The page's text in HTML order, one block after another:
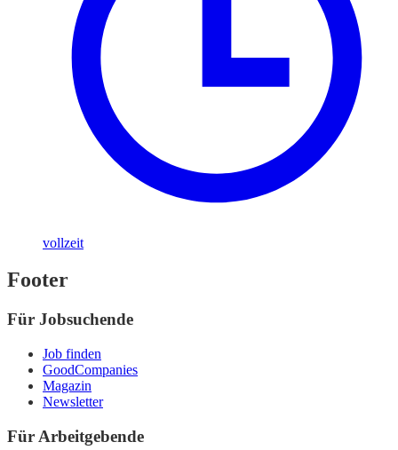
vollzeit
Footer
Für Jobsuchende
Job finden
GoodCompanies
Magazin
Newsletter
Für Arbeitgebende